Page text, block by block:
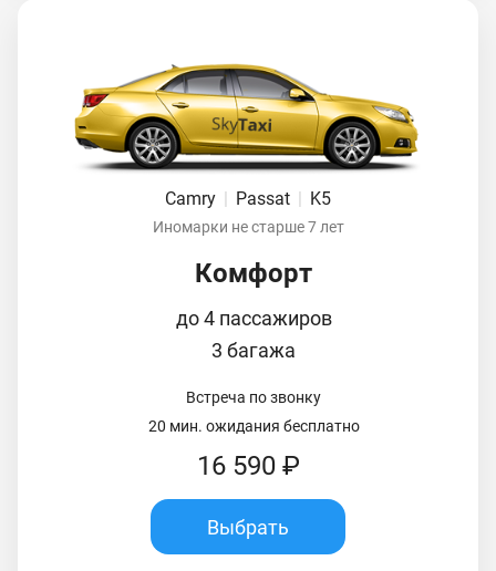
Camry Passat K5
Иномарки не старше 7 лет
Комфорт
до 4 пассажиров
3 багажа
Встреча по звонку
20 мин. ожидания бесплатно
16 590 ₽
Выбрать